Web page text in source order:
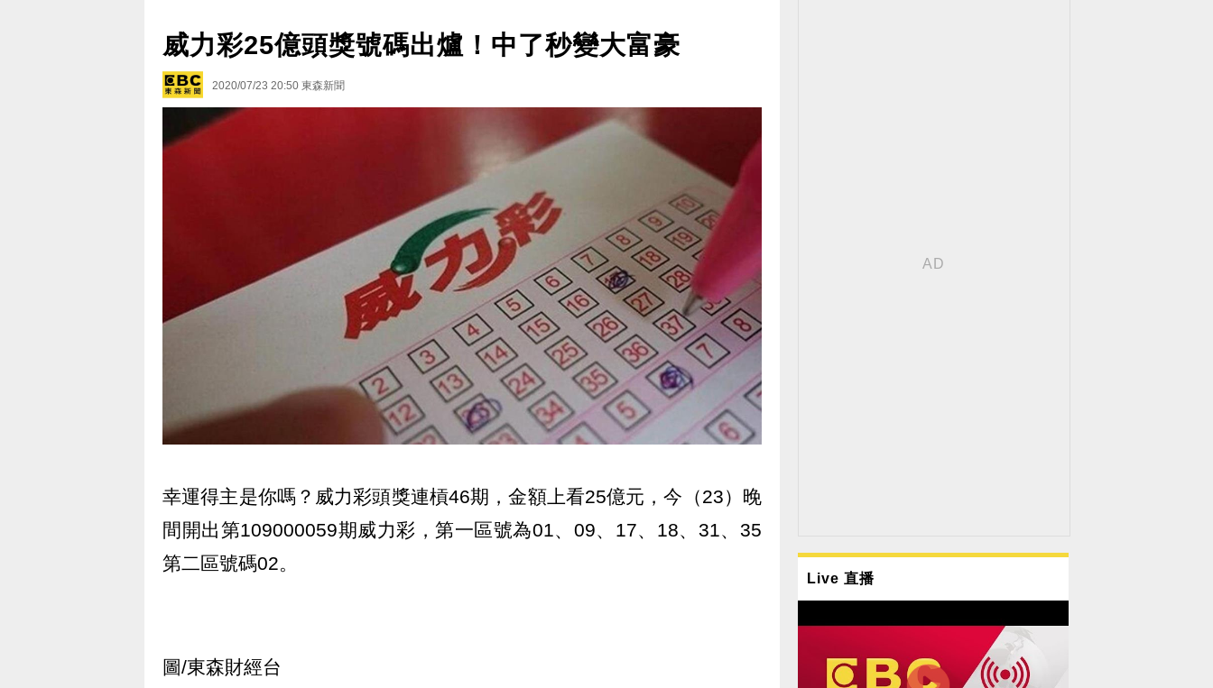
威力彩25億頭獎號碼出爐！中了秒變大富豪
2020/07/23 20:50東森新聞
幸運得主是你嗎？威力彩頭獎連槓46期，金額上看25億元，今（23）晚
間開出第109000059期威力彩，第一區號為01、09、17、18、31、35
第二區號碼02。
圖/東森財經台
Live 直播